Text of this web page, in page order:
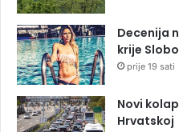
Decenija
krije
prije 19 sati
Novi
Hrvatskoj